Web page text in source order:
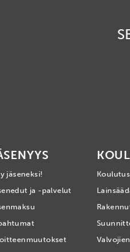
jäseneksi!
ja -palvelut